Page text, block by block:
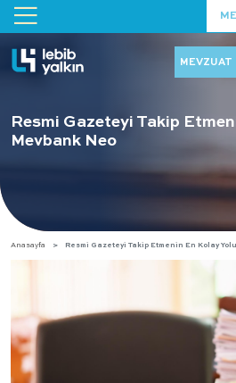
MEVZUAT
Resmi Gazeteyi Takip
Mevbank Neo
Anasayfa Resmi Gazeteyi Takip Etmenin En Kolay